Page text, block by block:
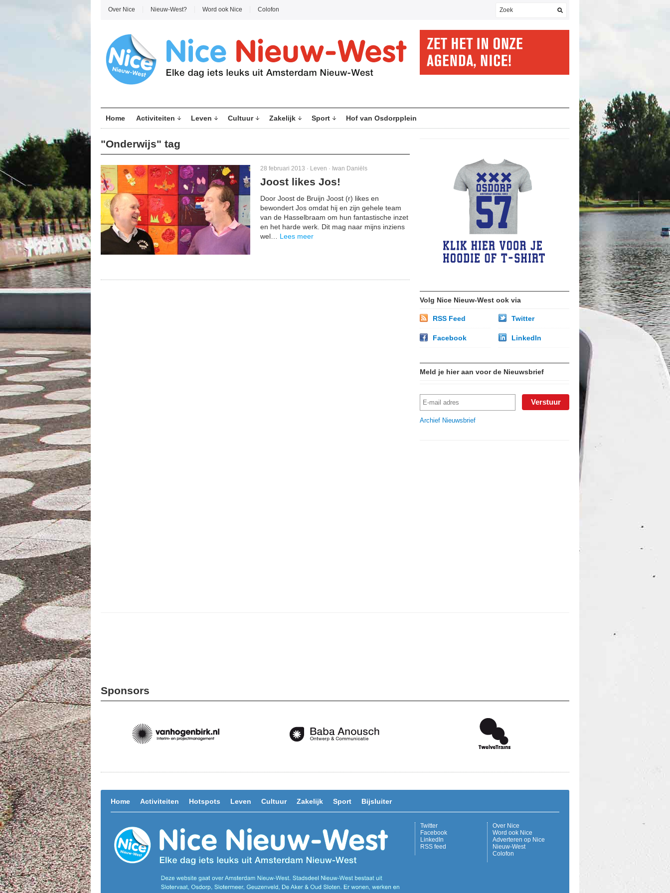
Over Nice Nieuw-West? Word ook Nice Colofon
Home Activiteiten Leven Cultuur Zakelijk Sport Hof van Osdorpplein
"Onderwijs" tag
28 februari 2013 · Leven · Iwan Daniëls
Joost likes Jos!
Door Joost de Bruijn Joost (r) likes en
bewondert Jos omdat hij en zijn gehele team
van de Hasselbraam om hun fantastische inzet
en het harde werk. Dit mag naar mijns inziens
wel… Lees meer
Volg Nice Nieuw-West ook via
RSS Feed Twitter
Facebook LinkedIn
Meld je hier aan voor de Nieuwsbrief
Archief Nieuwsbrief
Sponsors
Home Activiteiten Hotspots Leven Cultuur Zakelijk Sport Bijsluiter
Over Nice
Word ook Nice
Adverteren op Nice
Nieuw-West
Colofon
Twitter
Facebook
LinkedIn
RSS feed